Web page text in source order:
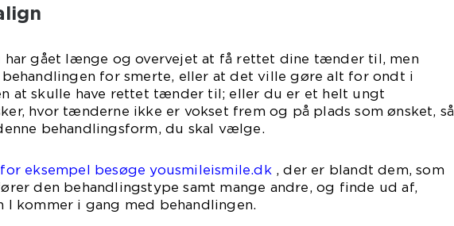
har gået længe og overvejet at få rettet dine tænder til, men
for smerte, eller at det ville gøre alt for ondt i
at skulle have rettet tænder til; eller du er et helt ungt
hvor tænderne ikke er vokset frem og på plads som ønsket, så
behandlingsform, du skal vælge.
eksempel besøge yousmileismile.dk, der er blandt dem, som
den behandlingstype samt mange andre, og finde ud af,
I kommer i gang med behandlingen.